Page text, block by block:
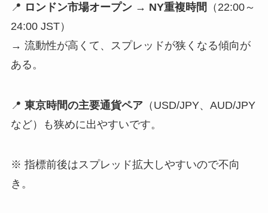
📍 ロンドン市場オープン → NY重複時間 （22:00～
24:00 JST）
→ 流動性が高くて、スプレッドが狭くなる傾向が
ある。
📍 東京時間の主要通貨ペア（USD/JPY、AUD/JPY
など）も狭めに出やすいです。
※ 指標前後はスプレッド拡大しやすいので不向
き。